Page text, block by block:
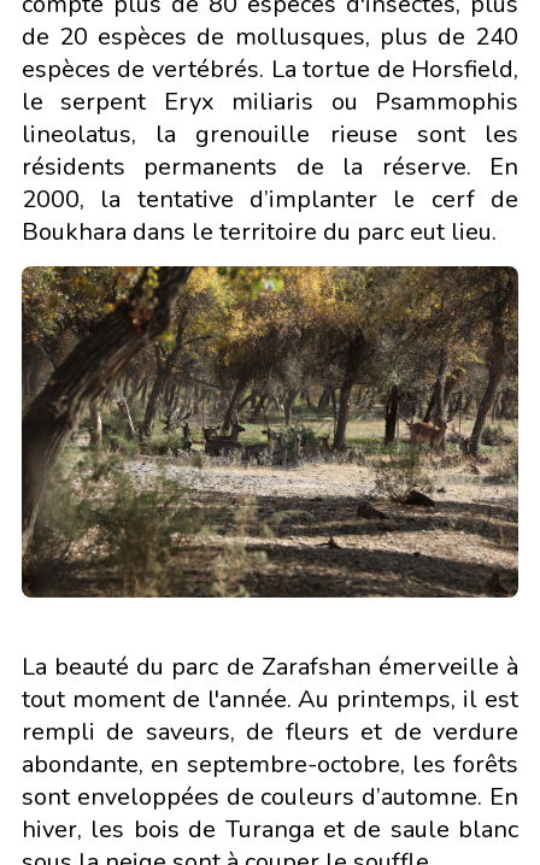
de 20 espèces de mollusques, plus de 240
espèces de vertébrés. La tortue de Horsfield,
le serpent Eryx miliaris ou Psammophis
lineolatus, la grenouille rieuse sont les
résidents permanents de la réserve. En
2000, la tentative d’implanter le cerf de
Boukhara dans le territoire du parc eut lieu.
La beauté du parc de Zarafshan émerveille à
tout moment de l'année. Au printemps, il est
rempli de saveurs, de fleurs et de verdure
abondante, en septembre-octobre, les forêts
sont enveloppées de couleurs d’automne. En
hiver, les bois de Turanga et de saule blanc